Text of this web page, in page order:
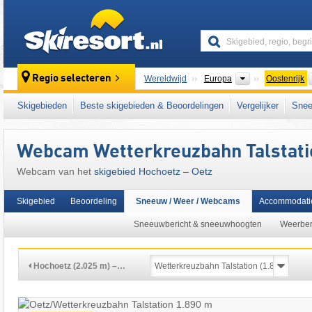
Regio selecteren Wereldwijd Europa Continenten
Oostenrijk
Dit skigebied ligt ook in: SKI plus CITY
centrale deel van de oostelijke Alpen
West-Europa, Midden-Europa, Europese
Skigebieden Beste skigebieden & Beoordelingen Vergelijker
Webcam Wetterkreuzbahn
Webcam van het skigebied Hochoetz – Oetz
Skigebied Beoordeling Sneeuw / Weer / Webcams
Sneeuwbericht & sneeuwhoogten
Hochoetz (2.025 m) –…
13:22 | vandaag 9 aug